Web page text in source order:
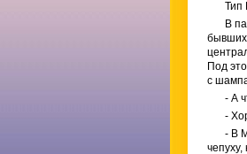
Тип
В
бывших
Под
с
- А
-
- В
чепуху,